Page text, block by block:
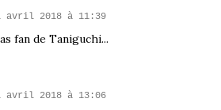
avril 2018 à 11:39
fan de Taniguchi...
avril 2018 à 13:06